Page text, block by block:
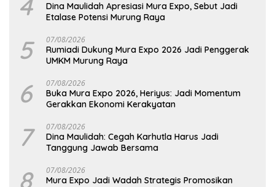
4
Dina Maulidah Apresiasi Mura Expo, Sebut Jadi
Etalase Potensi Murung Raya
5 07/08/2026
Rumiadi Dukung Mura Expo 2026 Jadi Penggerak
UMKM Murung Raya
6 07/08/2026
Buka Mura Expo 2026, Heriyus: Jadi Momentum
Gerakkan Ekonomi Kerakyatan
7 07/08/2026
Dina Maulidah: Cegah Karhutla Harus Jadi
Tanggung Jawab Bersama
8 07/08/2026
Mura Expo Jadi Wadah Strategis Promosikan